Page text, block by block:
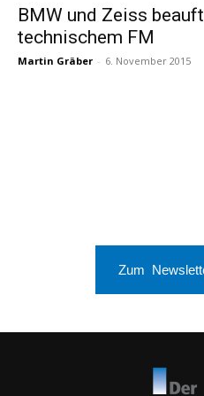
BMW und Zeiss
technischem FM
Martin Gräber - 6. November 2015
Zum